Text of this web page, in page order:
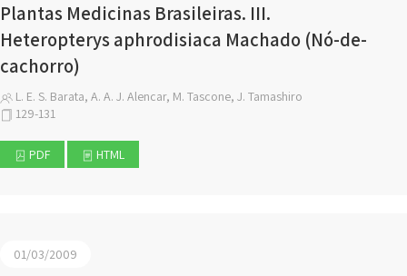
Plantas Medicinas Brasileiras. III.
Heteropterys aphrodisiaca Machado (Nó-de-
cachorro)
L. E. S. Barata, A. A. J. Alencar, M. Tascone, J. Tamashiro
129-131
PDF HTML
01/03/2009